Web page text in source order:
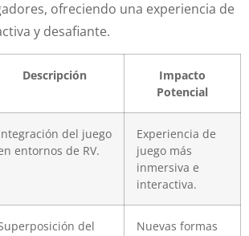
ofreciendo una experiencia de
y desafiante.
Descripción
Impacto
Potencial
del juego
entornos de RV.
Experiencia de
juego más
inmersiva e
interactiva.
del
Nuevas formas